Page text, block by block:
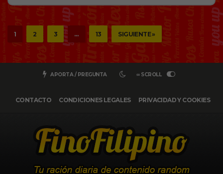
1 2 3 … 13 SIGUIENTE »
APORTA / PREGUNTA ∞ SCROLL
CONTACTO CONDICIONES LEGALES PRIVACIDAD Y COOKIES